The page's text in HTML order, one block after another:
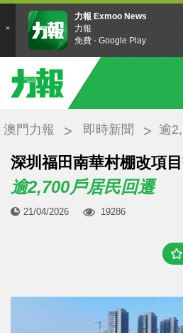
澳門力報 即時新聞 逾
深圳福田南華村棚改項
逾2,700戶居民回遷
21/04/2026 19286